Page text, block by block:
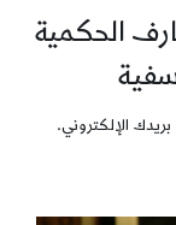
الحكمية
الإلكتروني.